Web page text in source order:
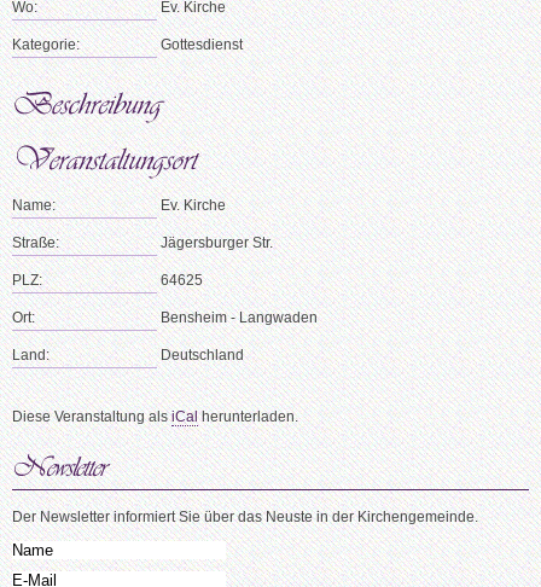
Wo: Ev. Kirche
Kategorie: Gottesdienst
Name: Ev. Kirche
Straße: Jägersburger Str.
PLZ: 64625
Ort: Bensheim - Langwaden
Land: Deutschland
Diese Veranstaltung alsiCalherunterladen.
Der Newsletter informiert Sie über das Neuste in der Kirchengemeinde.